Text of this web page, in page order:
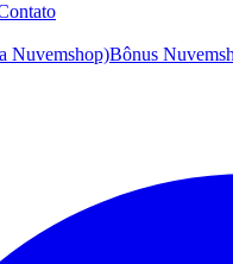
Nuvemshop)Bônus